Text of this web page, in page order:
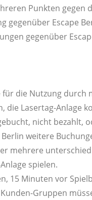
Punkten gegen
gegenüber Escape
gegenüber
für die Nutzung
die Lasertag-Anlage
nicht bezahlt,
weitere
mehrere
spielen.
15 Minuten vor
Gruppen